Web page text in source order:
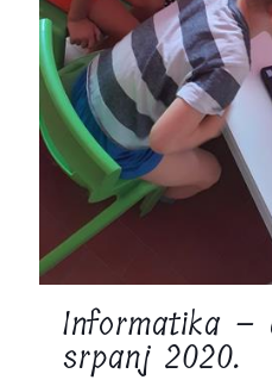
Informatika
srpanj 2020.